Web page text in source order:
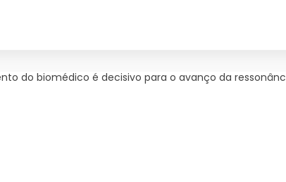
do biomédico é decisivo para o avanço da